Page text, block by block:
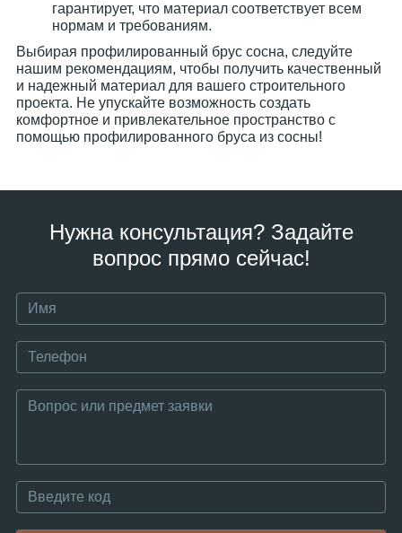
гарантирует, что материал соответствует всем
нормам и требованиям.
Выбирая профилированный брус сосна, следуйте
нашим рекомендациям, чтобы получить качественный
и надежный материал для вашего строительного
проекта. Не упускайте возможность создать
комфортное и привлекательное пространство с
помощью профилированного бруса из сосны!
Нужна консультация? Задайте
вопрос прямо сейчас!